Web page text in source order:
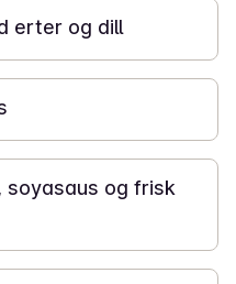
erter og dill
soyasaus og frisk